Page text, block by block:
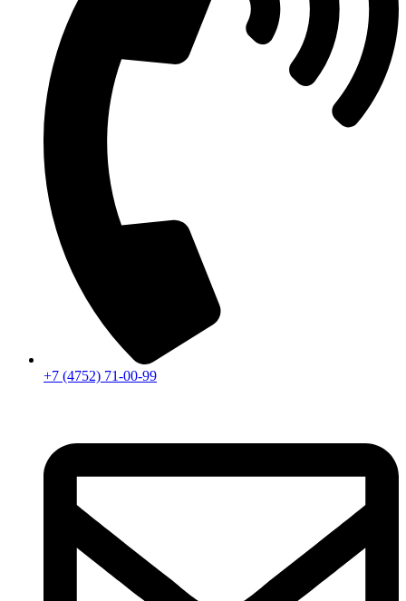
+7 (4752) 71-00-99